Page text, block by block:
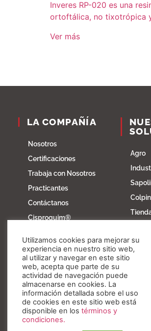
Inveres RP-020 es una
ortoftálica, no tixotrópica
Ver más
LA COMPAÑÍA
Nosotros
Certificaciones
Trabaja con Nosotros
Practicantes
Contáctanos
Cisproquim®
Blog
Fundación Invesa
Nuestros valores
Agro
Utilizamos cookies para mejorar su
experiencia en nuestro sitio web,
al utilizar y navegar en este sitio
web, acepta que parte de su
actividad de navegación puede
almacenarse en cookies. La
información detallada sobre el uso
de cookies en este sitio web está
disponible en los términos y
condiciones.